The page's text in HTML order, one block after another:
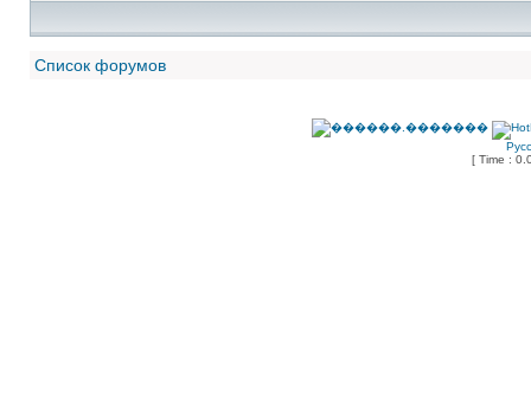
Список форумов
[ Time :